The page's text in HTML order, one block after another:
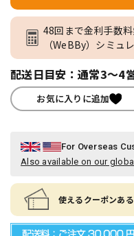
48回まで金利手数
（WeBBy）シミュ
配送日目安：通常3～4
お気に入りに追加
For Overseas
Also available on our
使えるクーポンあ